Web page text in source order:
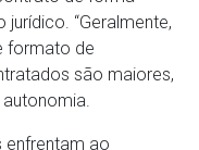
“Geralmente,
formato de
são maiores,
enfrentam ao